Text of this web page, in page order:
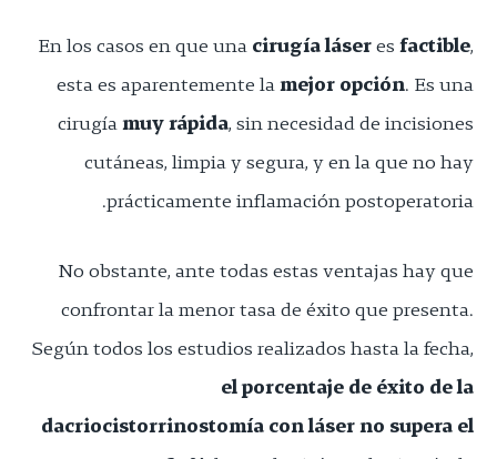
En los casos en que una cirugía láseresfactible,
esta es aparentemente lamejor opción. Es una
cirugíamuy rápida, sin necesidad de incisiones
cutáneas, limpia y segura, y en la que no hay
prácticamente inflamación postoperatoria.
No obstante, ante todas estas ventajas hay que
confrontar la menor tasa de éxito que presenta.
Según todos los estudios realizados hasta la fecha,
el porcentaje de éxito de la
dacriocistorrinostomía con láser no supera el